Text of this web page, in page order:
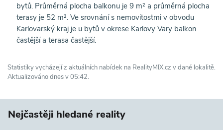
bytů. Průměrná plocha balkonu je 9 m² a průměrná plocha
terasy je 52 m². Ve srovnání s nemovitostmi v obvodu
Karlovarský kraj je u bytů v okrese Karlovy Vary balkon
častější a terasa častější.
Statistiky vycházejí z aktuálních nabídek na RealityMIX.cz v dané lokalitě.
Aktualizováno dnes v 05:42.
Nejčastěji hledané reality